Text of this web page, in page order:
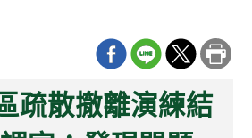
疏散撤離演練結